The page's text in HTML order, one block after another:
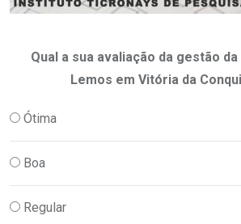
Qual a sua avaliação da gestão
Lemos em Vitória da
Ótima
Boa
Regular